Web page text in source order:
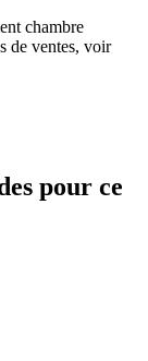
chambre
de ventes, voir
pour ce